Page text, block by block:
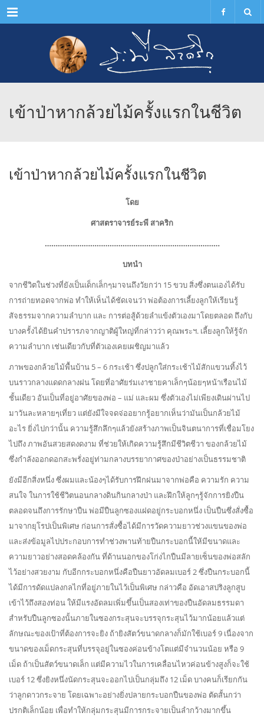
Menu
เข้าป่าหากล้วยไม้ครั้งแรกในชีวิต
เข้าป่าหากล้วยไม้ครั้งแรกในชีวิต
โดย
ศาสตราจารย์ระพี สาคริก
………………………………………………………………………
บทนำ
จากชีวิตในช่วงที่ยังเป็นเด็กเล็กๆมาจนถึงวัยกว่า 15 ขวบ สิ่งซึ่งตนเองได้รับ
การถ่ายทอดจากพ่อ ทำให้เห็นได้ชัดเจนว่า พ่อต้องการเลี้ยงลูกให้เรียนรู้
สัจธรรมจากความลำบาก และ การต่อสู้ด้วยลำแข้งตัวเองมาโดยตลอด ถึงกับ
บางครั้งได้ยินคำปรารภจากญาติผู้ใหญ่ที่กล่าวว่า คุณพระฯ. เลี้ยงลูกให้รู้จัก
ความลำบาก เช่นเดียวกับที่ตัวเองเคยเผชิญมาแล้ว
ภาพของกล้วยไม้พื้นบ้าน 5 – 6 กระเช้า ซึ่งปลูกใส่กระเช้าไม้สักแขวนทิ้งไว้
บนราวกลางแดดกลางฝน โดยที่อาศัยร่มเงาชายคาเล็กๆน้อยๆหน้าเรือนไม้
ชั้นเดียว อันเป็นที่อยู่อาศัยของพ่อ – แม่ และผม ซึ่งตัวเองไม่เพียงเดินผ่านไป
มาวันละหลายๆเที่ยว แต่ยังมีใจจดจ่ออยากรู้อยากเห็นว่ามันเป็นกล้วยไม้
อะไร ยิ่งไปกว่านั้น ความรู้สึกลึกๆแล้วยังสร้างภาพเป็นจินตนาการที่เชื่อมโยง
ไปถึง ภาพอันสวยสดงดงาม ที่ช่วยให้เกิดความรู้สึกมีชีวิตชีวา ของกล้วยไม้
ซึ่งกำลังออกดอกสะพรั่งอยู่ท่ามกลางบรรยากาศของป่าอย่างเป็นธรรมชาติ
ยังมีอีกสิ่งหนึ่ง ซึ่งผมและน้องๆได้รับการฝึกฝนมาจากพ่อคือ ความรัก ความ
สนใจ ในการใช้ชีวิตนอนกลางดินกินกลางป่า และฝึกให้ลูกๆรู้จักการยิงปืน
ตลอดจนถึงการรักษาปืน พ่อมีปืนลูกซองแฝดอยู่กระบอกหนึ่ง เป็นปืนซึ่งสั่งซื้อ
มาจากยุโรปเป็นพิเศษ ก่อนการสั่งซื้อได้มีการวัดความยาวช่วงแขนของพ่อ
และส่งข้อมูลไปประกอบการทำช่วงพานท้ายปืนกระบอกนี้ให้มีขนาดและ
ความยาวอย่างสอดคล้องกัน ที่ด้านนอกของโก่งไกปืนมีลายเซ็นของพ่อสลัก
ไว้อย่างสวยงาม กับอีกกระบอกหนึ่งคือปืนยาวอัดลมเบอร์ 2 ซึ่งปืนกระบอกนี้
ได้มีการดัดแปลงกลไกที่อยู่ภายในไว้เป็นพิเศษ กล่าวคือ อัดเอาสปริงลูกสูบ
เข้าไว้ถึงสองท่อน ให้มีแรงอัดลมเพิ่มขึ้นเป็นสองเท่าของปืนอัดลมธรรมดา
สำหรับปืนลูกซองนั้นภายในซองกระสุนจะบรรจุกระสุนไว้มากน้อยแล้วแต่
ลักษณะของเป้าที่ต้องการจะยิง ถ้ายิงสัตว์ขนาดกลางก็มักใช้เบอร์ 9 เนื่องจาก
ขนาดของเม็ดกระสุนที่บรรจุอยู่ในซองค่อนข้างโตแต่มีจำนวนน้อย หรือ 9
เม็ด ถ้าเป็นสัตว์ขนาดเล็ก แต่มีความไวในการเคลื่อนไหวค่อนข้างสูงก็จะใช้
เบอร์ 12 ซึ่งยิงหนึ่งนัดกระสุนจะออกไปเป็นกลุ่มถึง 12 เม็ด บางคนก็เรียกกัน
ว่าลูกดาวกระจาย โดยเฉพาะอย่างยิ่งปลายกระบอกปืนของพ่อ ตัดสั้นกว่า
ปรกติเล็กน้อย เพื่อทำให้กลุ่มกระสุนมีการกระจายเป็นลำกว้างมากขึ้น